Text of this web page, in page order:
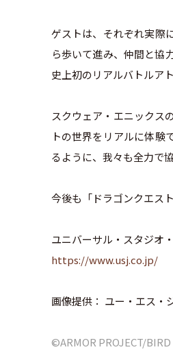
ゲストは、それぞれ実際
ら歩いて進み、仲間と協
史上初のリアルバトルア
スクウェア・エニックス
トの世界をリアルに体験
るように、我々も全力で
今後も「ドラゴンクエス
ユニバーサル・スタジオ
https://www.usj.co.jp/
画像提供： ユー・エス・
©ARMOR PROJECT/